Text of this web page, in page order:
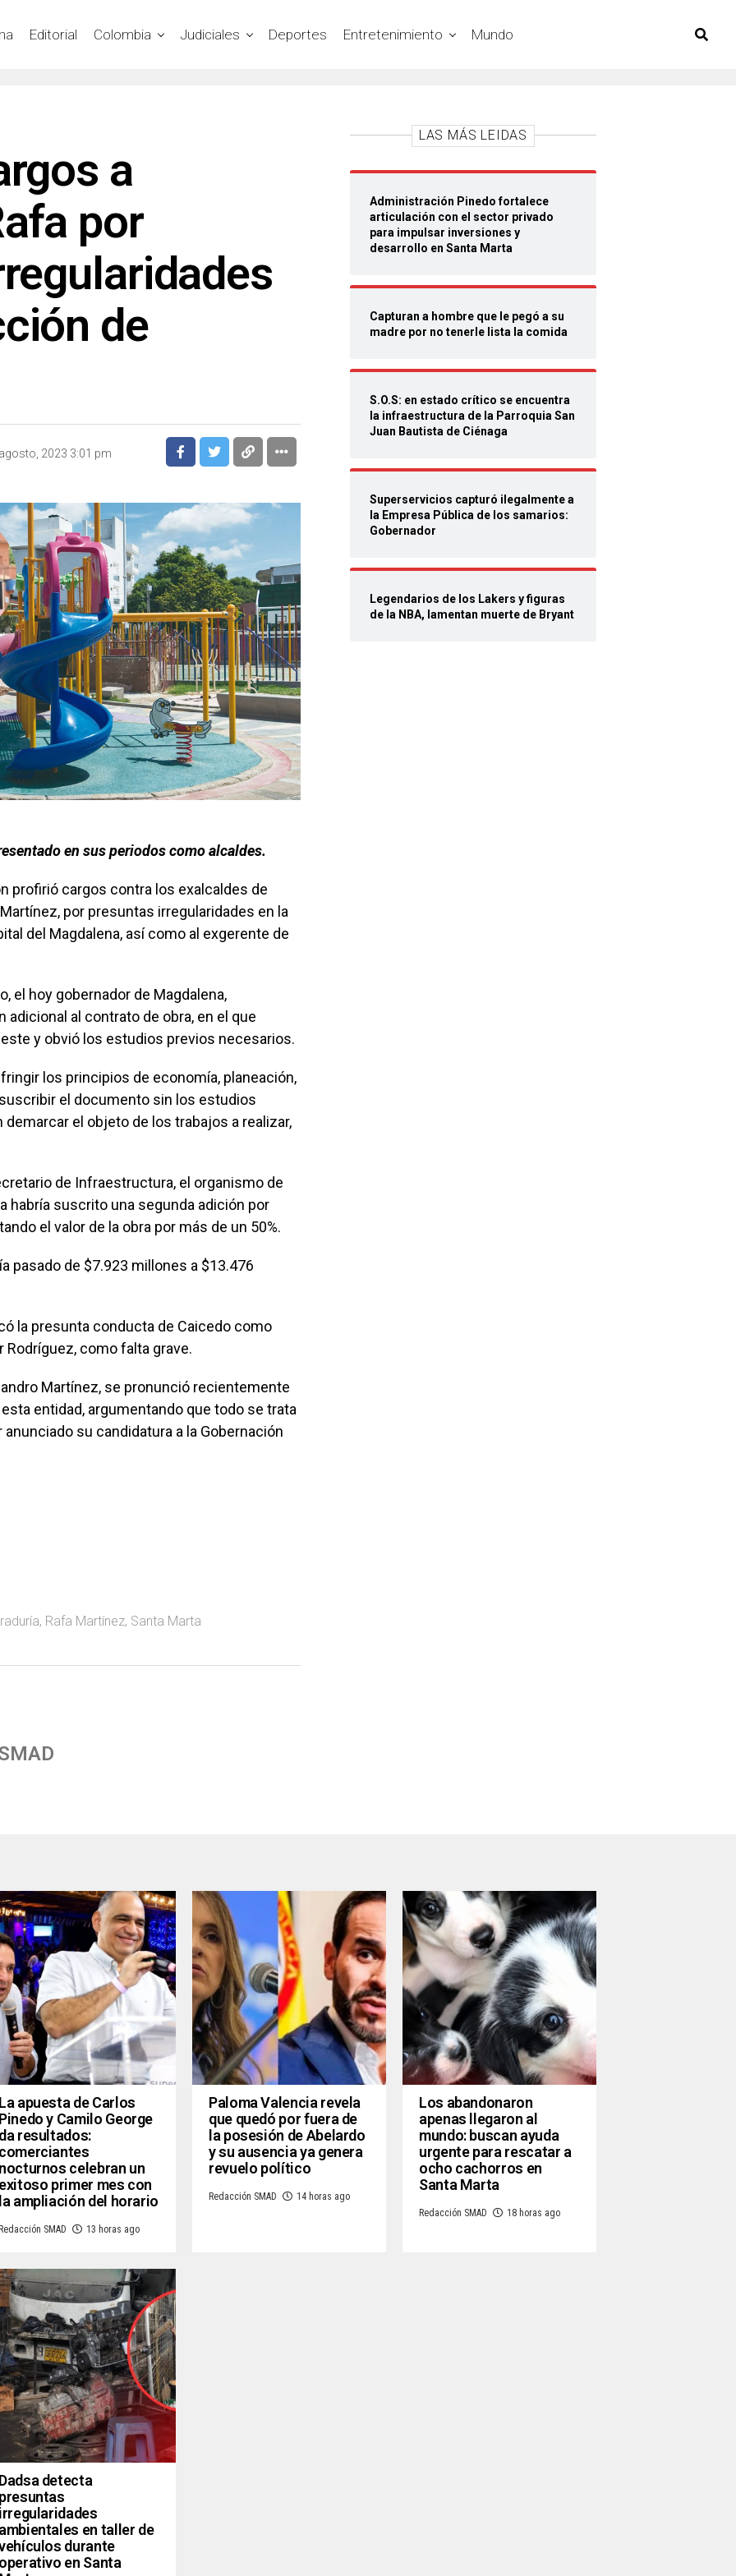
Editorial Colombia Judiciales Deportes Entretenimiento Mundo
a
por
de
2023 3:01 pm
en sus periodos como alcaldes.
profirió cargos contra los exalcaldes de
por presuntas irregularidades en la
del Magdalena, así como al exgerente de
el hoy gobernador de Magdalena,
al contrato de obra, en el que
y obvió los estudios previos necesarios.
los principios de economía, planeación,
el documento sin los estudios
el objeto de los trabajos a realizar,
de Infraestructura, el organismo de
habría suscrito una segunda adición por
el valor de la obra por más de un 50%.
pasado de $7.923 millones a $13.476
la presunta conducta de Caicedo como
Rodríguez, como falta grave.
Martínez, se pronunció recientemente
entidad, argumentando que todo se trata
su candidatura a la Gobernación
, Rafa Martínez, Santa Marta
LAS MÁS LEIDAS
Administración Pinedo fortalece
articulación con el sector privado
para impulsar inversiones y
desarrollo en Santa Marta
Capturan a hombre que le pegó a su
madre por no tenerle lista la comida
S.O.S: en estado crítico se encuentra
la infraestructura de la Parroquia San
Juan Bautista de Ciénaga
Superservicios capturó ilegalmente a
la Empresa Pública de los samarios:
Gobernador
Legendarios de los Lakers y figuras
de la NBA, lamentan muerte de Bryant
La apuesta de Carlos
Pinedo y Camilo George
da resultados:
comerciantes
nocturnos celebran un
exitoso primer mes con
la ampliación del horario
Redacción SMAD 13 horas ago
Paloma Valencia revela
que quedó por fuera de
la posesión de Abelardo
y su ausencia ya genera
revuelo político
Redacción SMAD 14 horas ago
Los abandonaron
apenas llegaron al
mundo: buscan ayuda
urgente para rescatar a
ocho cachorros en
Santa Marta
Redacción SMAD 18 horas ago
Dadsa detecta
presuntas
irregularidades
ambientales en taller de
durante
operativo en Santa